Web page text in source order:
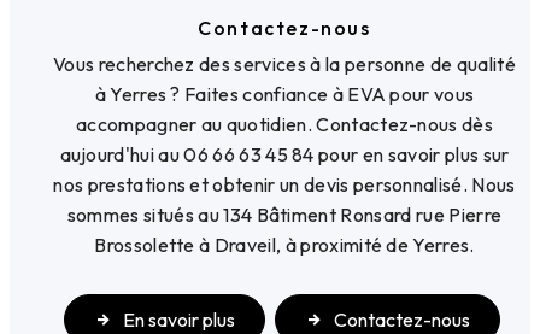
Contactez-nous
Vous recherchez des services à la personne de qualité
à Yerres ? Faites confiance à EVA pour vous
accompagner au quotidien. Contactez-nous dès
aujourd'hui au 06 66 63 45 84 pour en savoir plus sur
nos prestations et obtenir un devis personnalisé. Nous
sommes situés au 134 Bâtiment Ronsard rue Pierre
Brossolette à Draveil, à proximité de Yerres.
En savoir plus Contactez-nous